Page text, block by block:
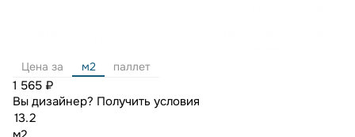
Цена за м2 паллет
1 565 ₽
Вы дизайнер? Получить условия